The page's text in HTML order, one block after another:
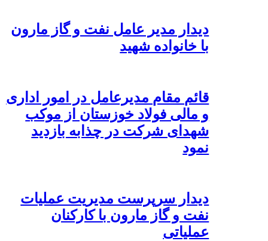
دیدار مدیر عامل نفت و گاز مارون
با خانواده شهید
قائم مقام مدیرعامل در امور اداری
و مالی فولاد خوزستان از موکب
شهدای شرکت در چذابه بازدید
نمود
دیدار سرپرست مدیریت عملیات
نفت و گاز مارون با کارکنان
عملیاتی